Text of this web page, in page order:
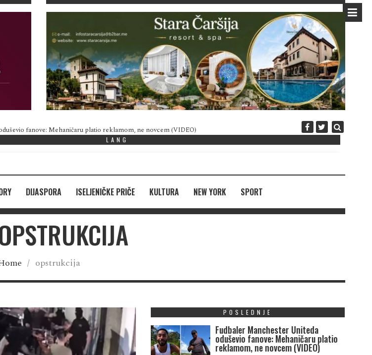
fanove: Mehaničaru platio reklamom, ne novcem (VIDEO) Diplomatija po
LANG
DIJASPORA ISELJENIČKE PRIČE KULTURA NEW YORK SPORT
/ opstrukcija
POSLEDNJE
Fudbaler Manchester Uniteda
oduševio fanove: Mehaničaru platio
reklamom, ne novcem (VIDEO)